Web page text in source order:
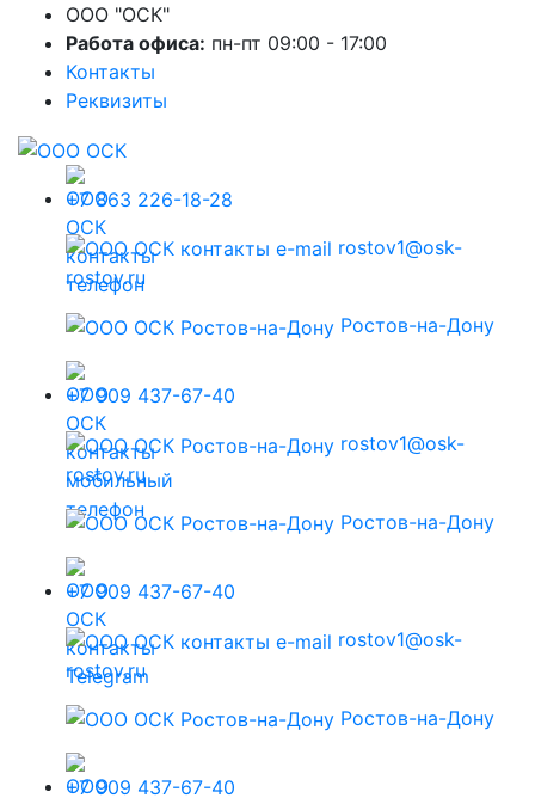
ООО "ОСК"
Работа офиса: пн-пт 09:00 - 17:00
Контакты
Реквизиты
+7 863 226-18-28
rostov1@osk-
rostov.ru
Ростов-на-Дону
+7 909 437-67-40
rostov1@osk-
rostov.ru
Ростов-на-Дону
+7 909 437-67-40
rostov1@osk-
rostov.ru
Ростов-на-Дону
+7 909 437-67-40